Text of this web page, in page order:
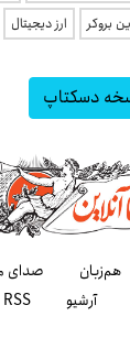
بروکر ارز دیجیتال
دسکتاپ
هم‌زبان صدای
آرشیو RSS